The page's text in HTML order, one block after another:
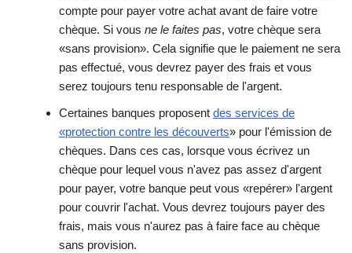
compte pour payer votre achat avant de faire votre
chèque. Si vous ne le faites pas, votre chèque sera
«sans provision». Cela signifie que le paiement ne sera
pas effectué, vous devrez payer des frais et vous
serez toujours tenu responsable de l'argent.
Certaines banques proposent des services de
«protection contre les découverts» pour l'émission de
chèques. Dans ces cas, lorsque vous écrivez un
chèque pour lequel vous n'avez pas assez d'argent
pour payer, votre banque peut vous «repérer» l'argent
pour couvrir l'achat. Vous devrez toujours payer des
frais, mais vous n'aurez pas à faire face au chèque
sans provision.